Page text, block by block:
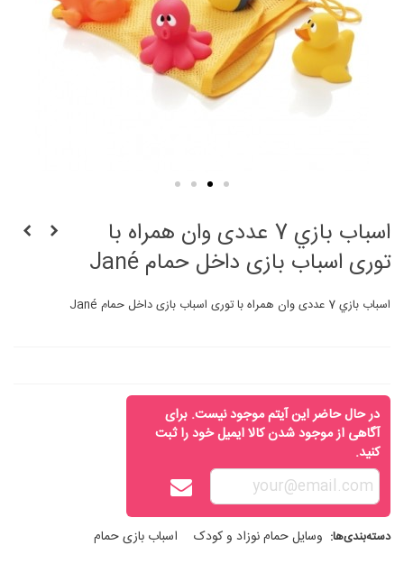
اسباب بازي 7 عددی وان همراه با
توری اسباب بازی داخل حمام Jané
اسباب بازي 7 عددی وان همراه با توری اسباب بازی داخل حمام Jané
در حال حاضر این آیتم موجود نیست. برای
آگاهی از موجود شدن کالا ایمیل خود را ثبت
کنید.
دسته‌بندی‌ها: وسایل حمام نوزاد و کودک اسباب بازی حمام